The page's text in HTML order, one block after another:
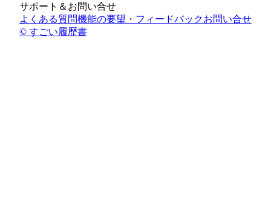
サポート＆お問い合せ
よくある質問機能の要望・フィードバックお問い合せ
© すごい履歴書